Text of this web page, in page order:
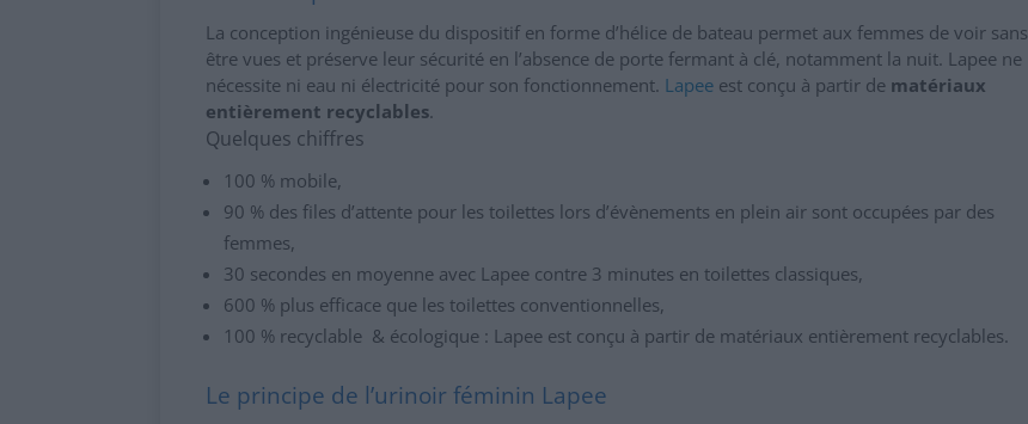
La conception ingénieuse du dispositif en forme d’hélice de bateau permet aux femmes de voir sans
être vues et préserve leur sécurité en l’absence de porte fermant à clé, notamment la nuit. Lapee ne
nécessite ni eau ni électricité pour son fonctionnement. Lapee est conçu à partir de matériaux
entièrement recyclables.
Quelques chiffres
100 % mobile,
90 % des files d’attente pour les toilettes lors d’évènements en plein air sont occupées par des
femmes,
30 secondes en moyenne avec Lapee contre 3 minutes en toilettes classiques,
600 % plus efficace que les toilettes conventionnelles,
100 % recyclable & écologique : Lapee est conçu à partir de matériaux entièrement recyclables.
Le principe de l’urinoir féminin Lapee